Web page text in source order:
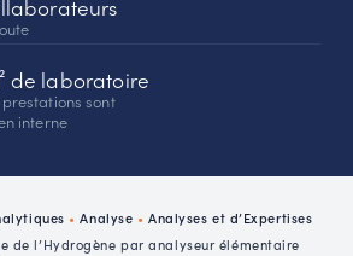
de laboratoire
prestations sont
interne
•Analyse • Analyses et d’Expertises
de l’Hydrogène par analyseur élémentaire